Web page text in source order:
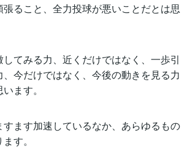
ること、全力投球が悪いことだとは思
てみる力、近くだけではなく、一歩引
今だけではなく、今後の動きを見る力
ます。
ます加速しているなか、あらゆるもの
す。